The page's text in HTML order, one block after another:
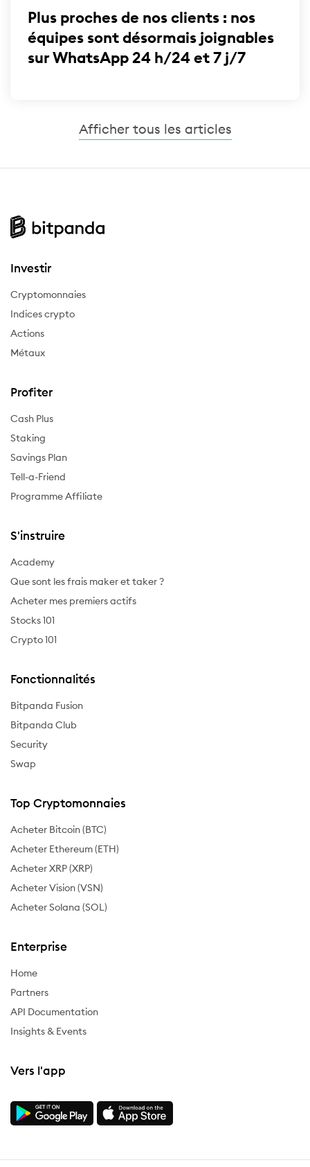
Plus proches de nos clients : nos
équipes sont désormais joignables
sur WhatsApp 24 h/24 et 7 j/7
Afficher tous les articles
Investir
Cryptomonnaies
Indices crypto
Actions
Métaux
Profiter
Cash Plus
Staking
Savings Plan
Tell-a-Friend
Programme Affiliate
S'instruire
Academy
Que sont les frais maker et taker ?
Acheter mes premiers actifs
Stocks 101
Crypto 101
Fonctionnalités
Bitpanda Fusion
Bitpanda Club
Security
Swap
Top Cryptomonnaies
Acheter Bitcoin (BTC)
Acheter Ethereum (ETH)
Acheter XRP (XRP)
Acheter Vision (VSN)
Acheter Solana (SOL)
Enterprise
Home
Partners
API Documentation
Insights & Events
Vers l'app